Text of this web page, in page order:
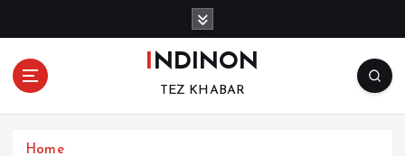
o
INDINON
TEZ KHABAR
Home